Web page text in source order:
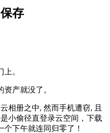
存
。
产就没了。
相册之中, 然而手机遭窃, 且
小偷径直登录云空间，下载
下午就连同归零了！